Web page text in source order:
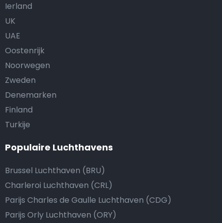
Ierland
UK
UAE
Oostenrijk
Noorwegen
Zweden
Denemarken
Finland
Turkije
Populaire Luchthavens
Brussel Luchthaven (BRU)
Charleroi Luchthaven (CRL)
Parijs Charles de Gaulle Luchthaven (CDG)
Parijs Orly Luchthaven (ORY)